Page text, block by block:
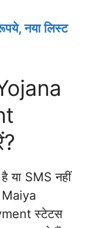
नया लिस्ट
या SMS नहीं
Maiya
स्टेटस